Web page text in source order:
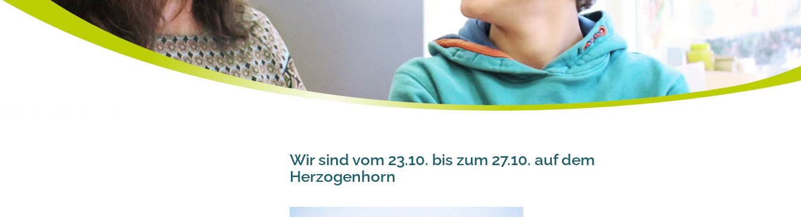
Wir sind vom 23.10. bis zum 27.10. auf dem
Herzogenhorn